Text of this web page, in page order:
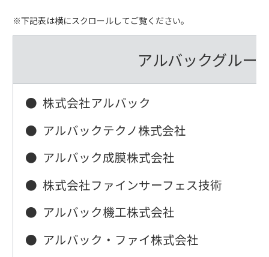
※下記表は横にスクロールしてご覧ください。
アルバックグルー
● 株式会社アルバック
● アルバックテクノ株式会社
● アルバック成膜株式会社
● 株式会社ファインサーフェス技術
● アルバック機工株式会社
● アルバック・ファイ株式会社